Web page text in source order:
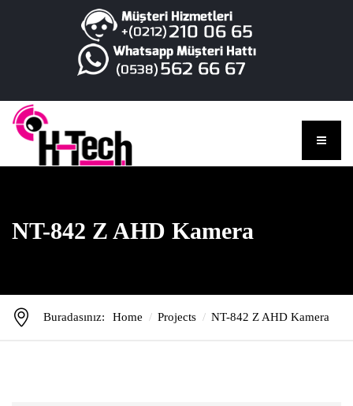
NT-842 Z AHD Kamera
Buradasınız: Home Projects NT-842 Z AHD Kamera